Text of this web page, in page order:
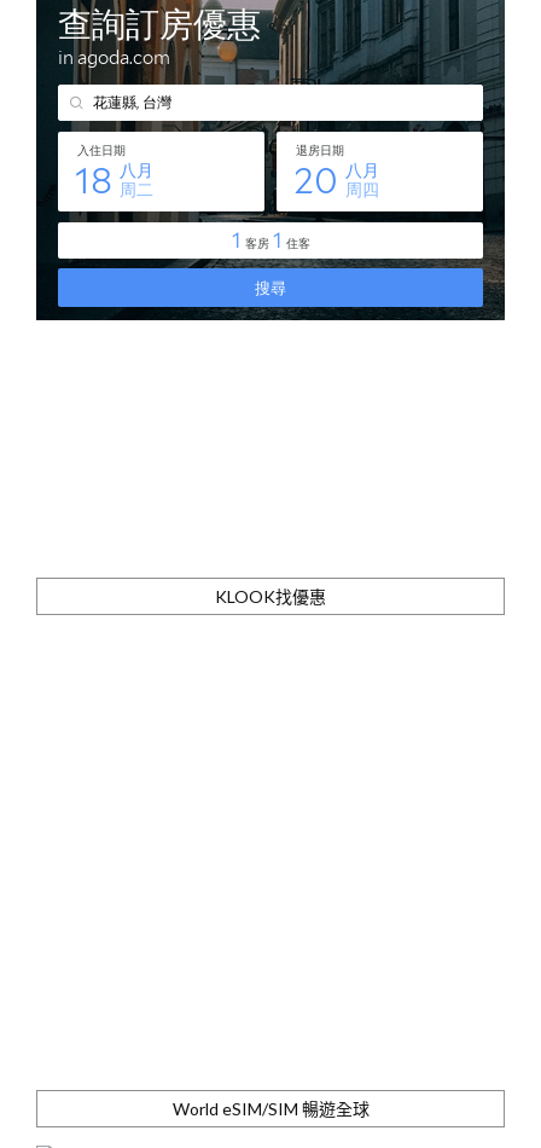
KLOOK找優惠
World eSIM/SIM 暢遊全球